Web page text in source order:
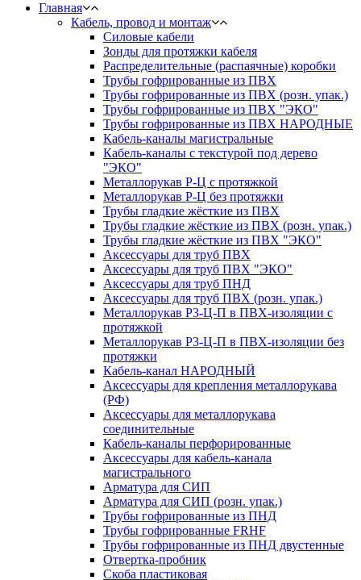
Главная
Кабель, провод и монтаж
Силовые кабели
Зонды для протяжки кабеля
Распределительные (распаячные) коробки
Трубы гофрированные из ПВХ
Трубы гофрированные из ПВХ (розн. упак.)
Трубы гофрированные из ПВХ "ЭКО"
Трубы гофрированные из ПВХ НАРОДНЫЕ
Кабель-каналы магистральные
Кабель-каналы с текстурой под дерево
"ЭКО"
Металлорукав Р-Ц с протяжкой
Металлорукав Р-Ц без протяжки
Трубы гладкие жёсткие из ПВХ
Трубы гладкие жёсткие из ПВХ (розн. упак.)
Трубы гладкие жёсткие из ПВХ "ЭКО"
Аксессуары для труб ПВХ
Аксессуары для труб ПВХ "ЭКО"
Аксессуары для труб ПНД
Аксессуары для труб ПВХ (розн. упак.)
Металлорукав Р3-Ц-П в ПВХ-изоляции с
протяжкой
Металлорукав Р3-Ц-П в ПВХ-изоляции без
протяжки
Кабель-канал НАРОДНЫЙ
Аксессуары для крепления металлорукава
(РФ)
Аксессуары для металлорукава
соединительные
Кабель-каналы перфорированные
Аксессуары для кабель-канала
магистрального
Арматура для СИП
Арматура для СИП (розн. упак.)
Трубы гофрированные из ПНД
Трубы гофрированные FRHF
Трубы гофрированные из ПНД двустенные
Отвертка-пробник
Скоба пластиковая